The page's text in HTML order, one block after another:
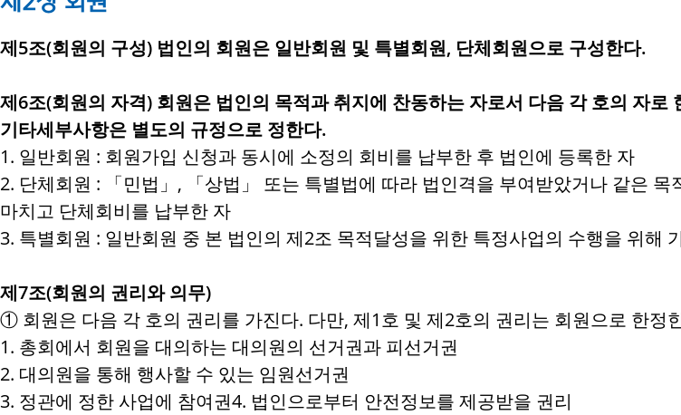
제5조(회원의 구성) 법인의 회원은 일반회원 및 특별회원, 단체회원으로 구성한다.
제6조(회원의 자격) 회원은 법인의 목적과 취지에 찬동하는 자로서 다음 각 호의 자
기타세부사항은 별도의 규정으로 정한다.
1. 일반회원 : 회원가입 신청과 동시에 소정의 회비를 납부한 후 법인에 등록한 자
2. 단체회원 : 「민법」, 「상법」 또는 특별법에 따라 법인격을 부여받았거나 같은
마치고 단체회비를 납부한 자
3. 특별회원 : 일반회원 중 본 법인의 제2조 목적달성을 위한 특정사업의 수행을 위해
제7조(회원의 권리와 의무)
① 회원은 다음 각 호의 권리를 가진다. 다만, 제1호 및 제2호의 권리는 회원으로 한정
1. 총회에서 회원을 대의하는 대의원의 선거권과 피선거권
2. 대의원을 통해 행사할 수 있는 임원선거권
3. 정관에 정한 사업에 참여권4. 법인으로부터 안전정보를 제공받을 권리